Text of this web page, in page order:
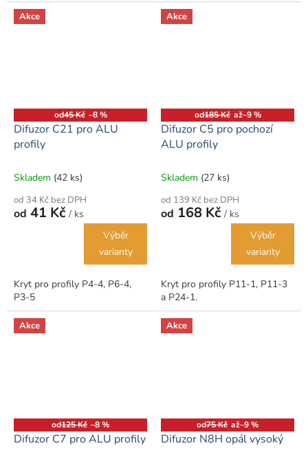
Akce
od45 Kč –8 %
Difuzor C21 pro ALU
profily
Skladem (42 ks)
od 34 Kč bez DPH
od 41 Kč / ks
Výběr
varianty
Kryt pro profily P4-4, P6-4,
P3-5
Akce
od185 Kč až–9 %
Difuzor C5 pro pochozí
ALU profily
Skladem (27 ks)
od 139 Kč bez DPH
od 168 Kč / ks
Výběr
varianty
Kryt pro profily P11-1, P11-3
a P24-1.
Akce
od125 Kč –8 %
Difuzor C7 pro ALU profily
Akce
od75 Kč až–9 %
Difuzor N8H opál vysoký